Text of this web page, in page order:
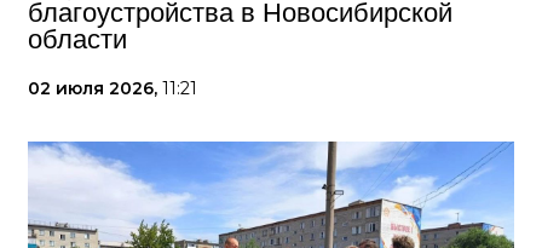
благоустройства в Новосибирской
области
02 июля 2026, 11:21